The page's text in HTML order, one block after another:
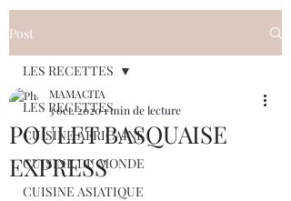
Post
LES RECETTES
CUISINE AFRICAINE
CUISINE DU MONDE
CUISINE ASIATIQUE
LES RECETTES
POULET BASQUAISE
EXPRESS
MAMACITA
3 oct. 20201 min de lecture